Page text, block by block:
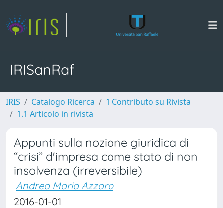
IRISanRaf
IRIS Catalogo Ricerca
1 Contributo su Rivista
1.1 Articolo in rivista
Appunti sulla nozione giuridica di
“crisi” d'impresa come stato di non
insolvenza (irreversibile)
Andrea Maria Azzaro
2016-01-01